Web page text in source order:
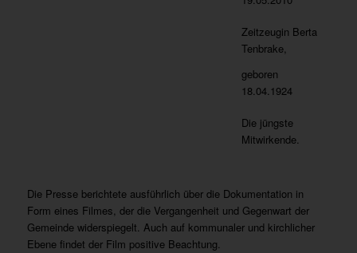
Zeitzeugin Berta
Tenbrake,
geboren
18.04.1924
Die jüngste
Mitwirkende.
Die Presse berichtete ausführlich über die Dokumentation in
Form eines Filmes, der die Vergangenheit und Gegenwart der
Gemeinde widerspiegelt. Auch auf kommunaler und kirchlicher
Ebene findet der Film positive Beachtung.